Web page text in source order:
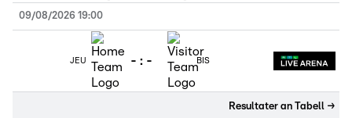
09/08/2026 19:00
JEU - : - BIS
Resultater an Tabell →